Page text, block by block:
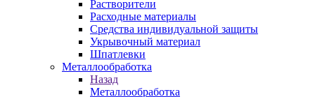
Растворители
Расходные материалы
Средства индивидуальной защиты
Укрывочный материал
Шпатлевки
Металлообработка
Назад
Металлообработка